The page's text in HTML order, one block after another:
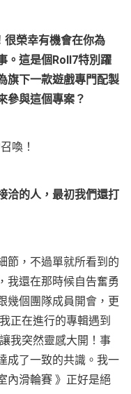
很榮幸有機會在你為
。這是個Roll7特別躍
旗下一款遊戲專門配製
參與這個專案？
喚！
洽的人，最初我們還打
節，不過單就所看到的
我還在那時候自告奮勇
幾個團隊成員開會，更
正在進行的專輯遇到
我突然靈感大開！事
成了一致的共識。我一
內滑輪賽 》正好是絕